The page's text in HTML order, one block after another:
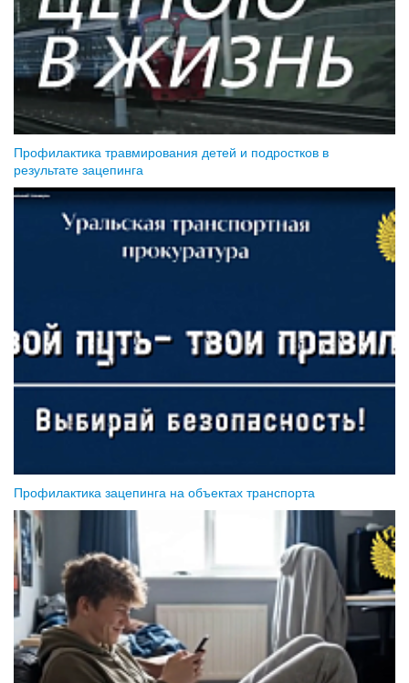
Профилактика травмирования детей и подростков в
результате зацепинга
Профилактика зацепинга на объектах транспорта